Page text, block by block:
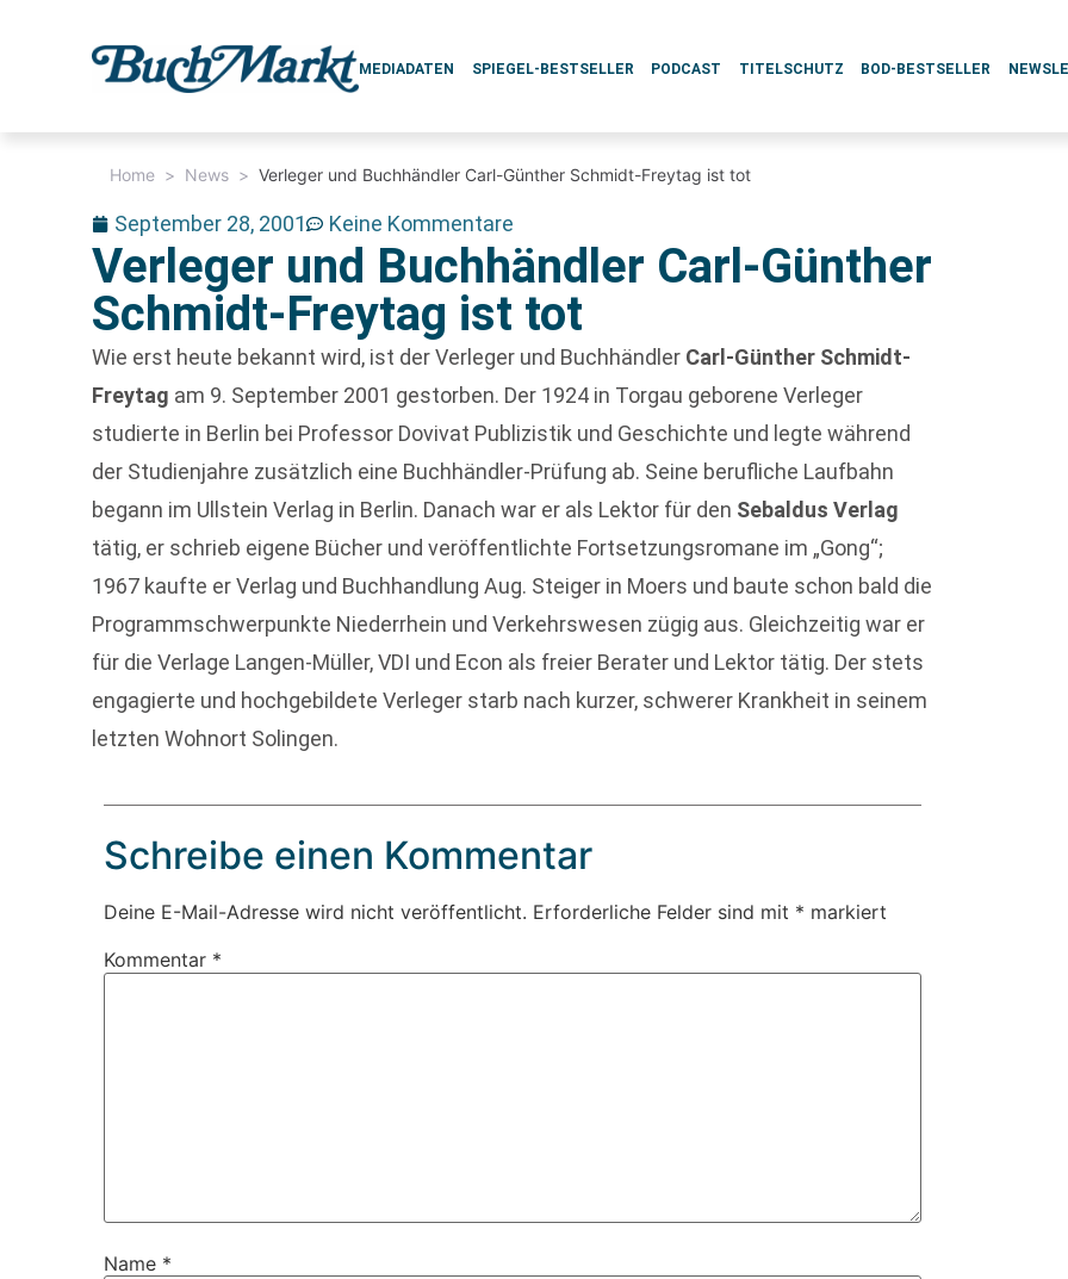
MEDIADATEN SPIEGEL-BESTSELLER PODCAST TITELSCHUTZ BOD-BESTSELLER
Home > News > Verleger und Buchhändler Carl-Günther Schmidt-Freytag ist tot
September 28, 2001 Keine Kommentare
Verleger und Buchhändler Carl-Günther
Schmidt-Freytag ist tot
Wie erst heute bekannt wird, ist der Verleger und Buchhändler Carl-Günther Schmidt-
Freytag am 9. September 2001 gestorben. Der 1924 in Torgau geborene Verleger
studierte in Berlin bei Professor Dovivat Publizistik und Geschichte und legte während
der Studienjahre zusätzlich eine Buchhändler-Prüfung ab. Seine berufliche Laufbahn
begann im Ullstein Verlag in Berlin. Danach war er als Lektor für den Sebaldus Verlag
tätig, er schrieb eigene Bücher und veröffentlichte Fortsetzungsromane im „Gong“;
1967 kaufte er Verlag und Buchhandlung Aug. Steiger in Moers und baute schon bald die
Programmschwerpunkte Niederrhein und Verkehrswesen zügig aus. Gleichzeitig war er
für die Verlage Langen-Müller, VDI und Econ als freier Berater und Lektor tätig. Der stets
engagierte und hochgebildete Verleger starb nach kurzer, schwerer Krankheit in seinem
letzten Wohnort Solingen.
Schreibe einen Kommentar
Deine E-Mail-Adresse wird nicht veröffentlicht. Erforderliche Felder sind mit * markiert
Kommentar *
Name *